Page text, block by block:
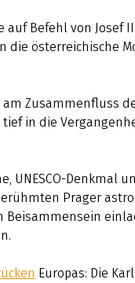
auf Befehl von Josef
die österreichische
Zusammenfluss
in die
UNESCO-Denkmal
Prager
Beisammensein
Europas: Die